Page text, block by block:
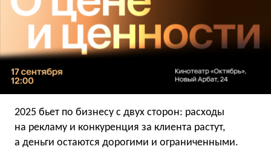
2025 бьет по бизнесу с двух сторон: расходы
на рекламу и конкуренция за клиента растут,
а деньги остаются дорогими и ограниченными.